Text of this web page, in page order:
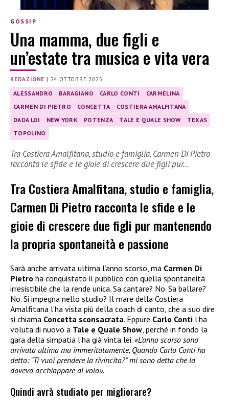
GOSSIP
Una mamma, due figli e
un’estate tra musica e vita vera
REDAZIONE | 24 OTTOBRE 2025
ALESSANDRO BARAGIANO CARLO CONTI
CARMELINA
CARMEN DI PIETRO
CONCETTA
COSTIERA AMALFITANA
DADA LOI
NEW YORK POTENZA TALE E QUALE SHOW
TEXAS
TOPOLINO
Tra Costiera Amalfitana, studio e famiglia, Carmen Di Pietro
racconta le sfide e le gioie di crescere due figli pur…
Tra Costiera Amalfitana, studio e famiglia,
Carmen Di Pietro racconta le sfide e le
gioie di crescere due figli pur mantenendo
la propria spontaneità e passione
Sarà anche arrivata ultima l’anno scorso, ma Carmen Di
Pietro ha conquistato il pubblico con quella spontaneità
irresistibile che la rende unica. Sa cantare? No. Sa ballare?
No. Si impegna nello studio? Il mare della Costiera
Amalfitana l’ha vista più della coach di canto, che a suo dire
si chiama Concetta sconsacrata. Eppure Carlo Conti l’ha
voluta di nuovo a Tale e Quale Show , perché in fondo la
gara della simpatia l’ha già vinta lei. «L’anno scorso sono
arrivata ultima ma immeritatamente, Quando Carlo Conti ha
detto: “Ti vuoi prendere la rivincita?” mi sono detta che la
dovevo acchiappare al volo».
Quindi avrà studiato per migliorare?